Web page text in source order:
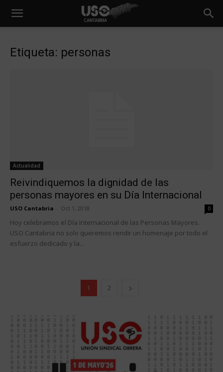
Etiqueta: personas
Actualidad
Reivindiquemos la dignidad de las
personas mayores en su Día Internacional
USO Cantabria Oct 1, 2018 0
Hoy celebramos el Día Internacional de las Personas Mayores.
USO Cantabria no solo queremos rendir un homenaje por todo el
esfuerzo dedicado y la...
1 2